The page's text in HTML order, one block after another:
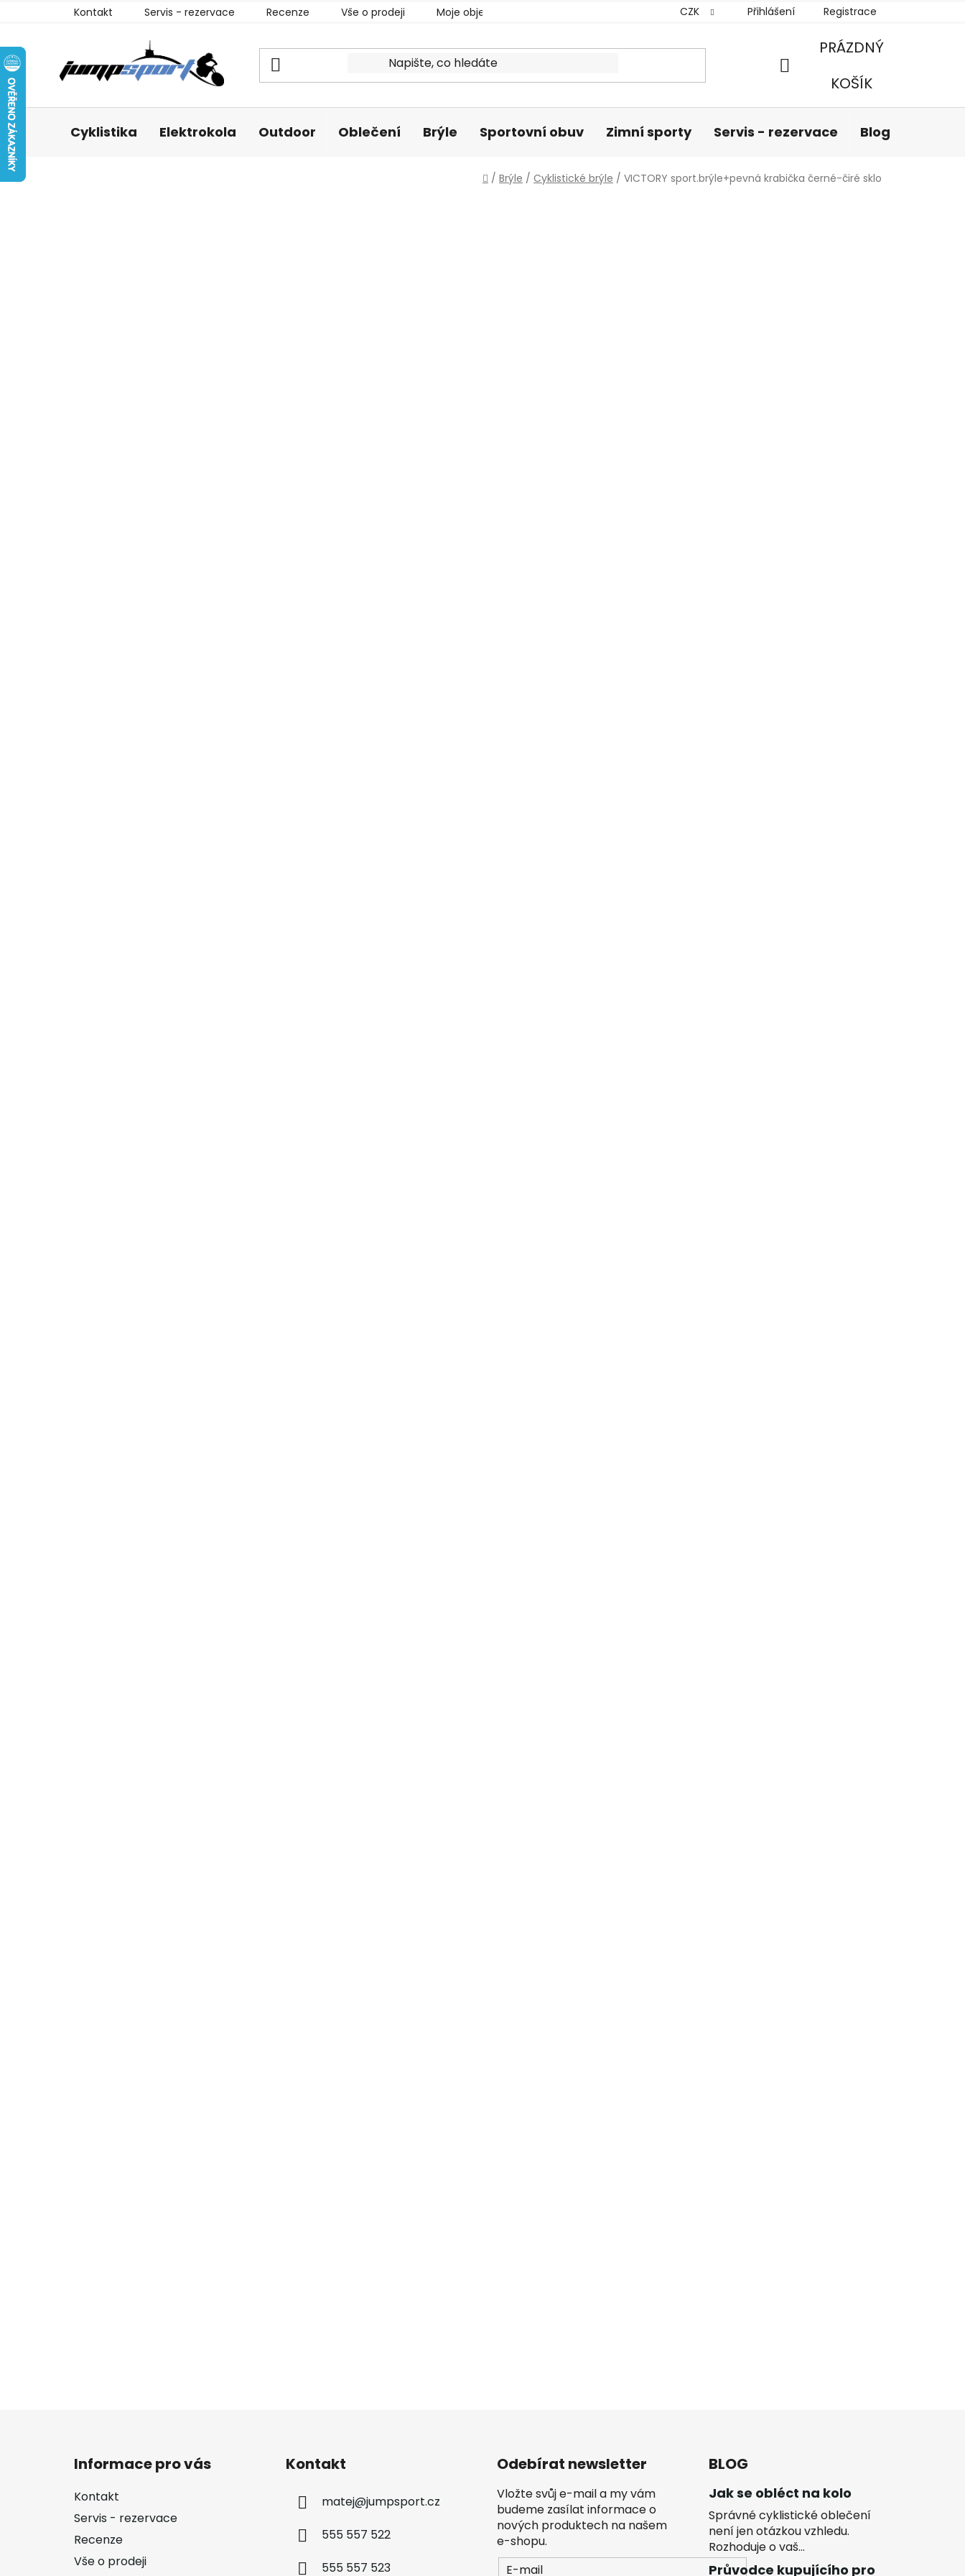
Kontakt Servis - rezervace Recenze Vše o prodeji Moje objednávka CZK Přihlášení Registrace
NÁKUPNÍ
PRÁZDNÝ
KOŠÍK
Cyklistika Elektrokola Outdoor Oblečení Brýle Sportovní obuv Zimní sporty Servis - rezervace Blog
Domů
/ Brýle / Cyklistické brýle / VICTORY sport.brýle+pevná krabička černé-čiré sklo
Informace pro vás
Kontakt
Servis - rezervace
Recenze
Vše o prodeji
Kontakt
matej@jumpsport.cz
555 557 522
555 557 523
Odebírat newsletter
Vložte svůj e-mail a my vám
budeme zasílat informace o
nových produktech na našem
e-shopu.
E-mail
BLOG
Jak se obléct na kolo
Správné cyklistické oblečení
není jen otázkou vzhledu.
Rozhoduje o vaš...
Průvodce kupujícího pro